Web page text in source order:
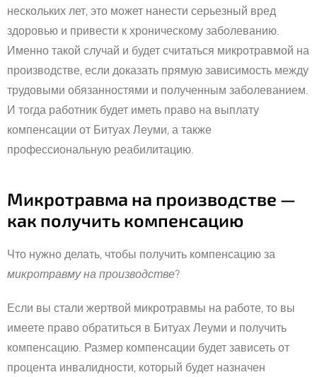
нескольких лет, это может нанести серьезный вред
здоровью и привести к хроническому заболеванию.
Именно такой случай и будет считаться микротравмой на
производстве, если доказать прямую зависимость между
трудовыми обязанностями и полученным заболеванием.
И тогда работник будет иметь право на выплату
компенсации от Битуах Леуми, а также
профессиональную реабилитацию.
Микротравма на производстве —
как получить компенсацию
Что нужно делать, чтобы получить компенсацию за
микротравму на производстве?
Если вы стали жертвой микротравмы на работе, то вы
имеете право обратиться в Битуах Леуми и получить
компенсацию. Размер компенсации будет зависеть от
процента инвалидности, который будет назначен